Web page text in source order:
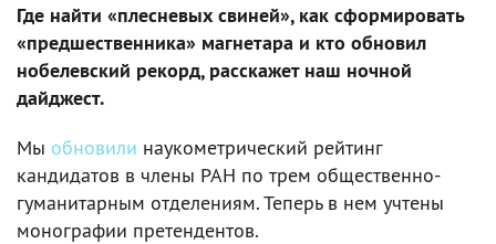
Где найти «плесневых свиней», как сформировать
«предшественника» магнетара и кто обновил
нобелевский рекорд, расскажет наш ночной
дайджест.
Мы обновили наукометрический рейтинг
кандидатов в члены РАН по трем общественно-
гуманитарным отделениям. Теперь в нем учтены
монографии претендентов.